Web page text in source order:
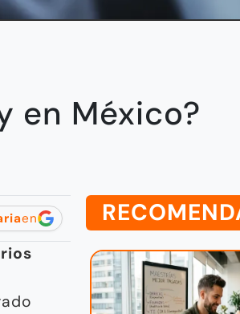
en México?
en